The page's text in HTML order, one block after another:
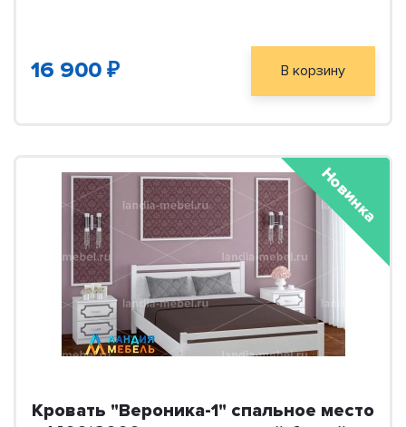
16 900 ₽ В корзину
Кровать "Вероника-1" спальное место
Новинка